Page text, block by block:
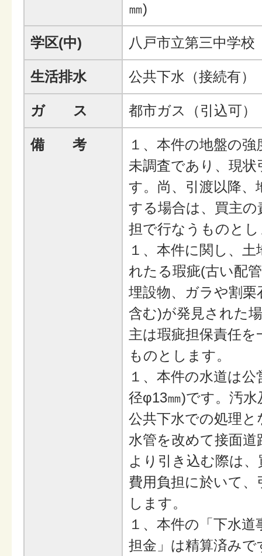
㎜)
学区(中) 八戸市立第三中学校
生活排水 公共下水（接続有）
ガ ス 都市ガス（引込可）
備 考
１、本件の地盤の
未調査であり、現
す。尚、引渡以降、
する場合は、買主の
担で行なうものと
１、本件に関し、
れたる瑕疵(古い配
埋設物、ガラや割栗
含む)が発見された
主は瑕疵担保責任を
ものとします。
１、本件の水道は
径φ13㎜)です。汚水
公共下水での処理
水管を改めて接面道
より引き込む際は
費用負担に於いて
します。
１、本件の「下水道
担金」は精算済みで